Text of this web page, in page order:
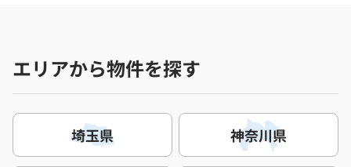
エリアから物件を探す
埼玉県 神奈川県